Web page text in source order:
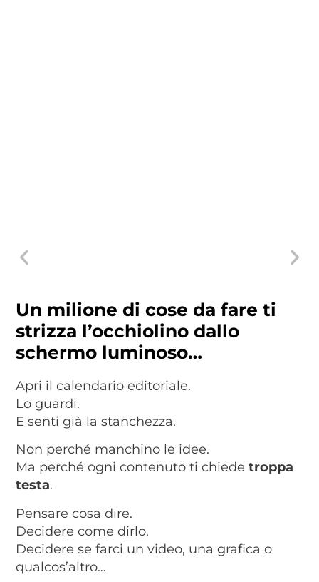
Un milione di cose da fare ti
strizza l’occhiolino dallo
schermo luminoso…
Apri il calendario editoriale.
Lo guardi.
E senti già la stanchezza.
Non perché manchino le idee.
Ma perché ogni contenuto ti chiedetroppa
testa.
Pensare cosa dire.
Decidere come dirlo.
Decidere se farci un video, una grafica o
qualcos’altro…